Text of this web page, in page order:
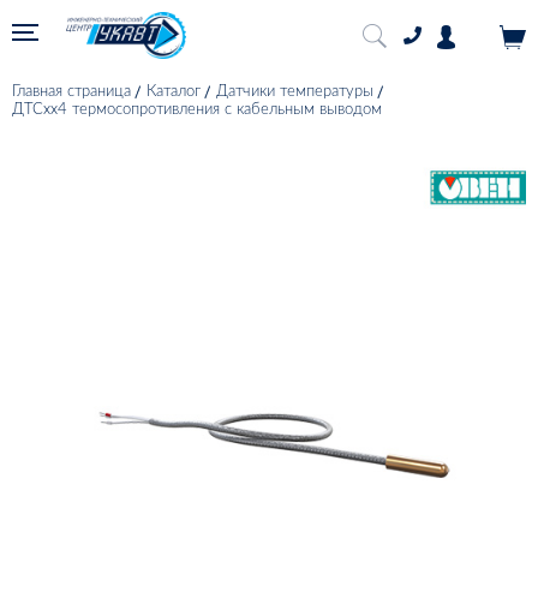
Главная страница Каталог
Датчики температуры
ДТСхх4 термосопротивления с кабельным выводом